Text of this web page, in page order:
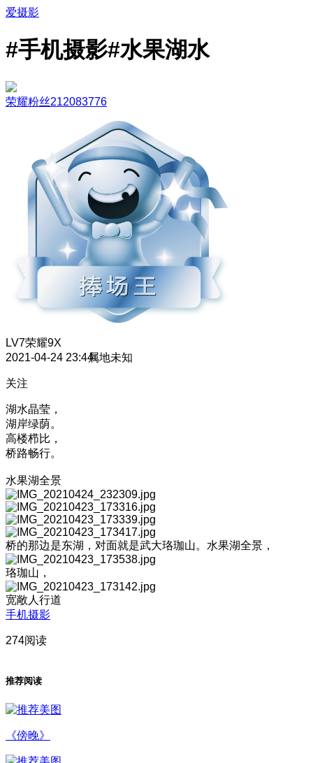
爱摄影
#手机摄影#水果湖水
荣耀粉丝212083776
LV7荣耀9X
2021-04-24 23:44属地未知
关注
湖水晶莹，
湖岸绿荫。
高楼栉比，
桥路畅行。
水果湖全景
桥的那边是东湖，对面就是武大珞珈山。水果湖全景，
珞珈山，
宽敞人行道
手机摄影
274阅读
推荐阅读
《傍晚》